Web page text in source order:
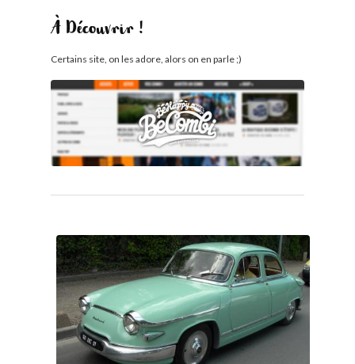
À Découvrir !
Certains site, on les adore, alors on en parle ;)